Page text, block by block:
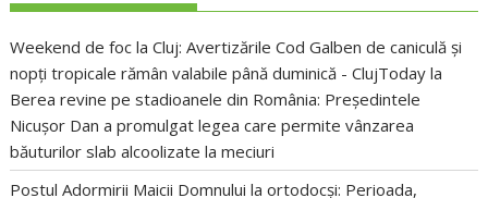
Weekend de foc la Cluj: Avertizările Cod Galben de caniculă și
nopți tropicale rămân valabile până duminică - ClujToday la
Berea revine pe stadioanele din România: Președintele
Nicușor Dan a promulgat legea care permite vânzarea
băuturilor slab alcoolizate la meciuri
Postul Adormirii Maicii Domnului la ortodocși: Perioada,